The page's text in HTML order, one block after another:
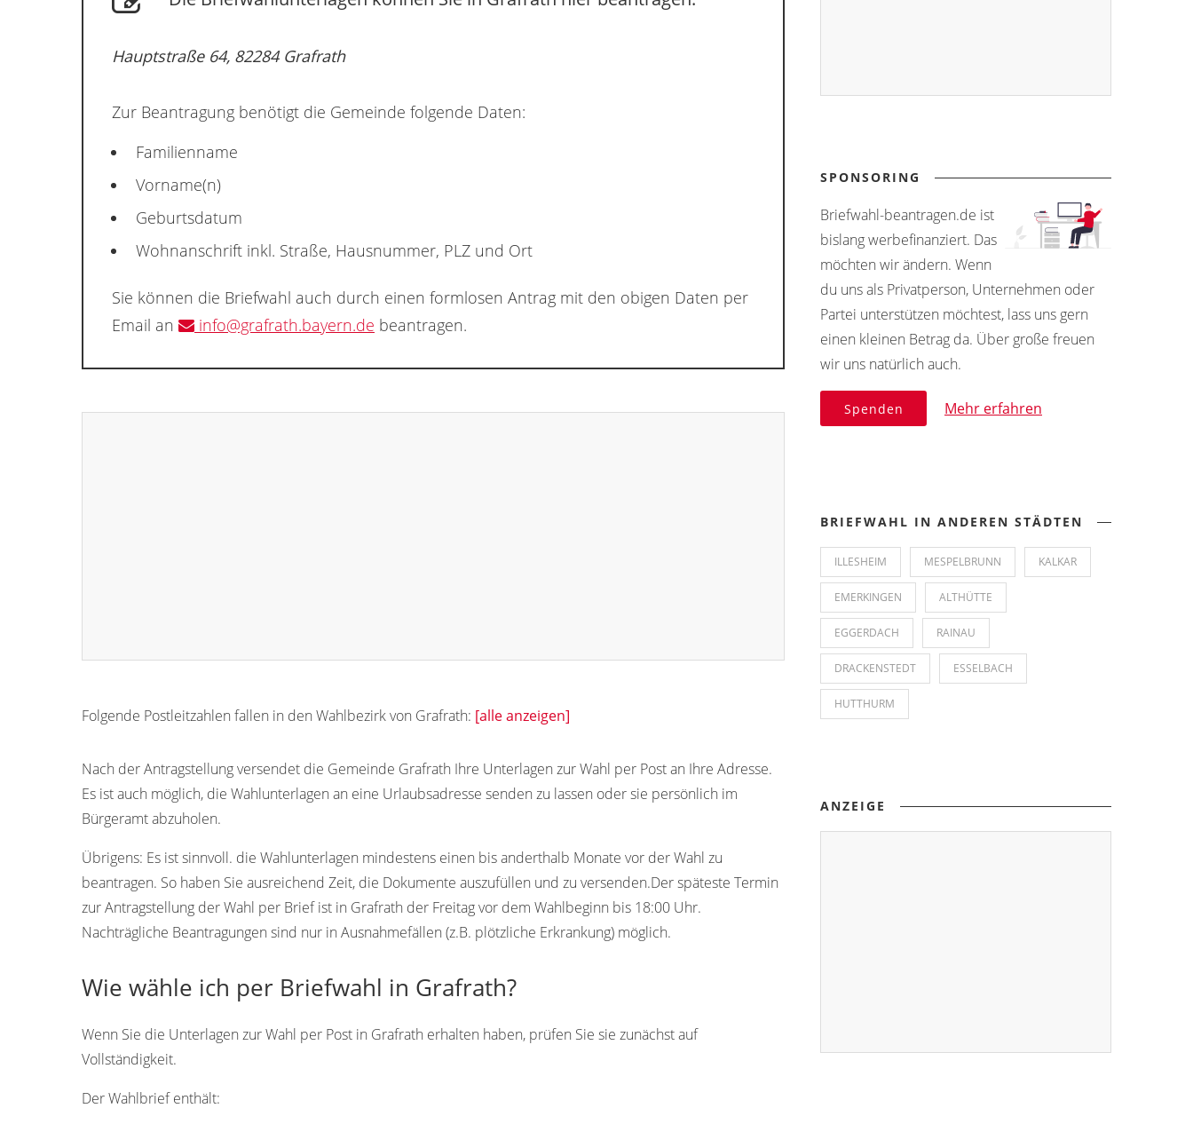
Hauptstraße 64, 82284 Grafrath
Zur Beantragung benötigt die Gemeinde folgende Daten:
Familienname
Vorname(n)
Geburtsdatum
Wohnanschrift inkl. Straße, Hausnummer, PLZ und Ort
Sie können die Briefwahl auch durch einen formlosen Antrag mit den obigen Daten per
Email an
info@grafrath.bayern.de beantragen.
Folgende Postleitzahlen fallen in den Wahlbezirk von Grafrath: [alle anzeigen]
Nach der Antragstellung versendet die Gemeinde Grafrath Ihre Unterlagen zur Wahl per Post an Ihre Adresse.
Es ist auch möglich, die Wahlunterlagen an eine Urlaubsadresse senden zu lassen oder sie persönlich im
Bürgeramt abzuholen.
Übrigens: Es ist sinnvoll. die Wahlunterlagen mindestens einen bis anderthalb Monate vor der Wahl zu
beantragen. So haben Sie ausreichend Zeit, die Dokumente auszufüllen und zu versenden.Der späteste Termin
zur Antragstellung der Wahl per Brief ist in Grafrath der Freitag vor dem Wahlbeginn bis 18:00 Uhr.
Nachträgliche Beantragungen sind nur in Ausnahmefällen (z.B. plötzliche Erkrankung) möglich.
Wie wähle ich per Briefwahl in Grafrath?
Wenn Sie die Unterlagen zur Wahl per Post in Grafrath erhalten haben, prüfen Sie sie zunächst auf
Vollständigkeit.
Der Wahlbrief enthält:
SPONSORING
Briefwahl-beantragen.de ist
bislang werbefinanziert. Das
möchten wir ändern. Wenn
du uns als Privatperson, Unternehmen oder
Partei unterstützen möchtest, lass uns gern
einen kleinen Betrag da. Über große freuen
wir uns natürlich auch.
Spenden Mehr erfahren
BRIEFWAHL IN ANDEREN STÄDTEN
ILLESHEIM MESPELBRUNN KALKAR
EMERKINGEN ALTHÜTTE
EGGERDACH RAINAU
DRACKENSTEDT ESSELBACH
HUTTHURM
ANZEIGE